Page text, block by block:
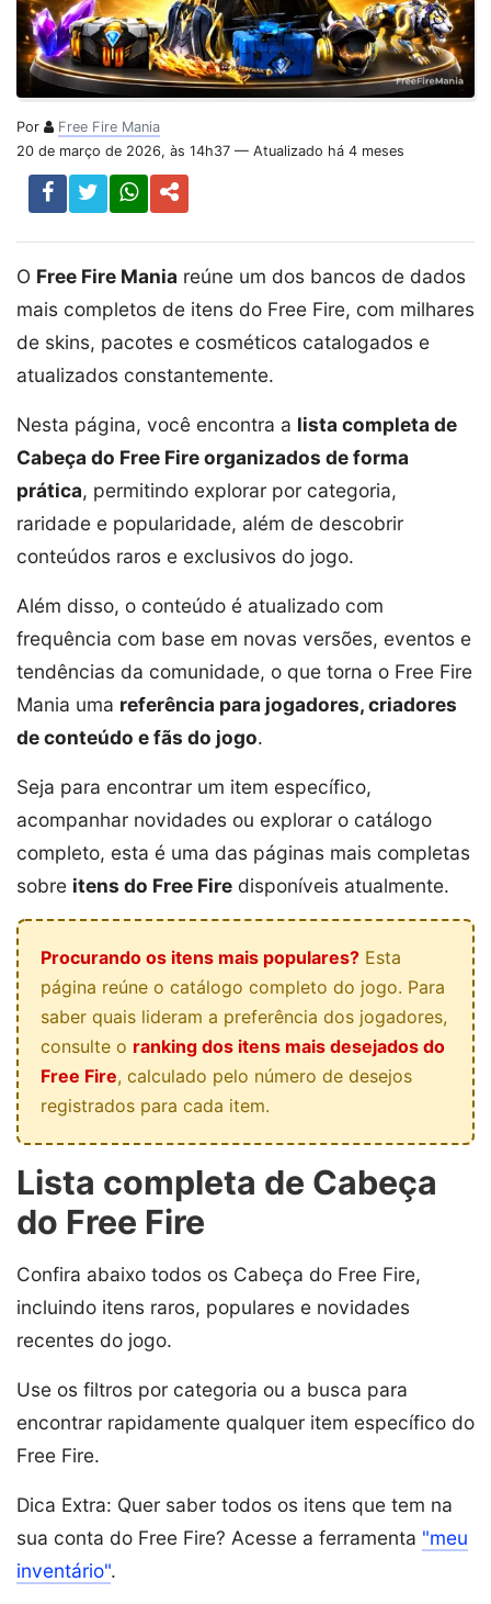
Por
Free Fire Mania
20 de março de 2026, às 14h37 — Atualizado há 4 meses
O Free Fire Mania reúne um dos bancos de dados
mais completos de itens do Free Fire, com milhares
de skins, pacotes e cosméticos catalogados e
atualizados constantemente.
Nesta página, você encontra a lista completa de
Cabeça do Free Fire organizados de forma
prática, permitindo explorar por categoria,
raridade e popularidade, além de descobrir
conteúdos raros e exclusivos do jogo.
Além disso, o conteúdo é atualizado com
frequência com base em novas versões, eventos e
tendências da comunidade, o que torna o Free Fire
Mania uma referência para jogadores, criadores
de conteúdo e fãs do jogo.
Seja para encontrar um item específico,
acompanhar novidades ou explorar o catálogo
completo, esta é uma das páginas mais completas
sobre itens do Free Fire disponíveis atualmente.
Procurando os itens mais populares? Esta
página reúne o catálogo completo do jogo. Para
saber quais lideram a preferência dos jogadores,
consulte o ranking dos itens mais desejados do
Free Fire, calculado pelo número de desejos
registrados para cada item.
Lista completa de Cabeça
do Free Fire
Confira abaixo todos os Cabeça do Free Fire,
incluindo itens raros, populares e novidades
recentes do jogo.
Use os filtros por categoria ou a busca para
encontrar rapidamente qualquer item específico do
Free Fire.
Dica Extra: Quer saber todos os itens que tem na
sua conta do Free Fire? Acesse a ferramenta "meu
inventário".